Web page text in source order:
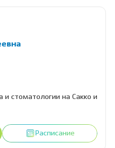
и стоматологии на Сакко и
Расписание